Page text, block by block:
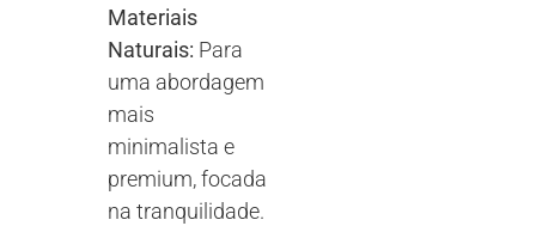
Materiais
Naturais: Para
uma abordagem
mais
minimalista e
premium, focada
na tranquilidade.